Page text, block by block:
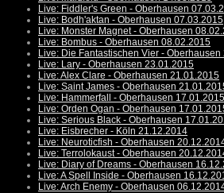
Live: Fiddler's Green - Oberhausen
Live: Bodh'aktan - Oberhausen 07.03.2015
Live: Monster Magnet - Oberhausen
Live: Bombus - Oberhausen 08.02.2015
Live: Die Fantastischen Vier -
Live: Lary - Oberhausen 23.01.2015
Live: Alex Clare - Oberhausen 21.01.2015
Live: Saint James - Oberhausen
Live: Hammerfall - Oberhausen 17.01.2015
Live: Orden Ogan - Oberhausen
Live: Serious Black - Oberhausen
Live: Eisbrecher - Köln 21.12.2014
Live: Neuroticfish - Oberhausen
Live: Terrolokaust - Oberhausen
Live: Diary of Dreams - Oberhausen
Live: A Spell Inside - Oberhausen
Live: Arch Enemy - Oberhausen